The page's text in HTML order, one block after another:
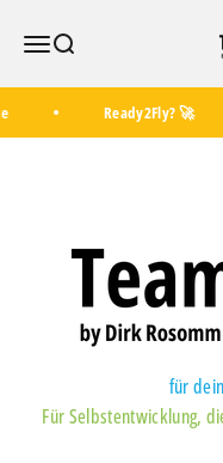
MenüSuche
Ready2Fly? 🚀
für
Für Selbstentwicklung,
Das Selbstcoaching-